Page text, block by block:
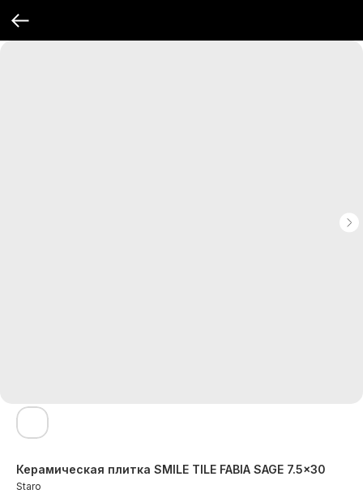
Керамическая плитка SMILE TILE FABIA SAGE 7.5x30
Staro